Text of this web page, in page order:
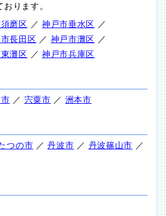
ります。
磨区 ／ 神戸市垂水区 ／
長田区 ／ 神戸市灘区 ／
灘区 ／ 神戸市兵庫区
／ 宍粟市 ／ 洲本市
つの市 ／丹波市 ／ 丹波篠山市 ／